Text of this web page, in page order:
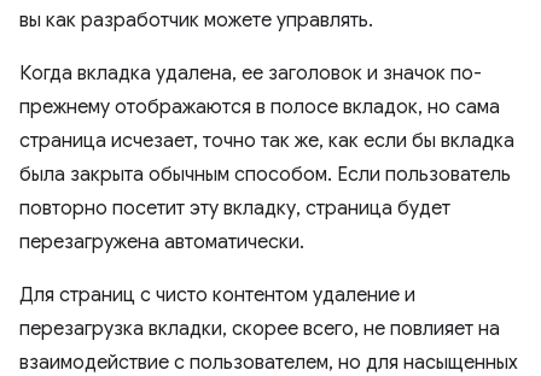
вы как разработчик можете управлять.
Когда вкладка удалена, ее заголовок и значок по-
прежнему отображаются в полосе вкладок, но сама
страница исчезает, точно так же, как если бы вкладка
была закрыта обычным способом. Если пользователь
повторно посетит эту вкладку, страница будет
перезагружена автоматически.
Для страниц с чисто контентом удаление и
перезагрузка вкладки, скорее всего, не повлияет на
взаимодействие с пользователем, но для насыщенных